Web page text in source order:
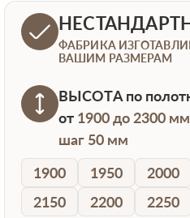
ФАБРИКА
ВАШИМ РАЗМЕРАМ
ВЫСОТАпо
от 1900 до 2300 мм
шаг 50 мм
1900
1950 2000
2150
2200 2250